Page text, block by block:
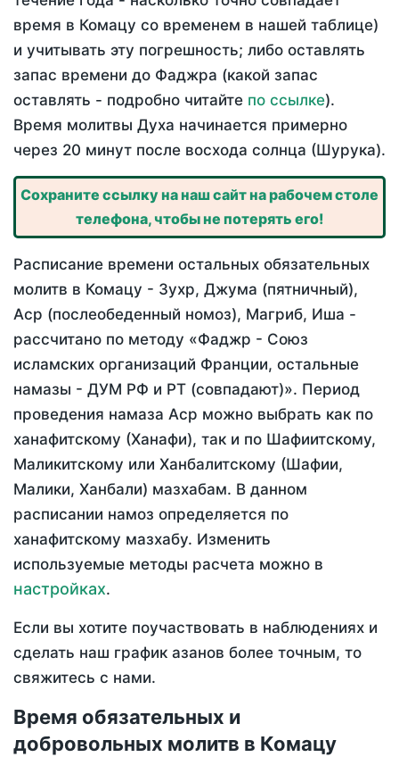
время в Комацу со временем в нашей таблице)
и учитывать эту погрешность; либо оставлять
запас времени до Фаджра (какой запас
оставлять - подробно читайте по ссылке).
Время молитвы Духа начинается примерно
через 20 минут после восхода солнца (Шурука).
Сохраните ссылку на наш сайт на рабочем столе
телефона, чтобы не потерять его!
Расписание времени остальных обязательных
молитв в Комацу - Зухр, Джума (пятничный),
Аср (послеобеденный номоз), Магриб, Иша -
рассчитано по методу «Фаджр - Союз
исламских организаций Франции, остальные
намазы - ДУМ РФ и РТ (совпадают)». Период
проведения намаза Аср можно выбрать как по
ханафитскому (Ханафи), так и по Шафиитскому,
Маликитскому или Ханбалитскому (Шафии,
Малики, Ханбали) мазхабам. В данном
расписании намоз определяется по
ханафитскому мазхабу. Изменить
используемые методы расчета можно в
настройках.
Если вы хотите поучаствовать в наблюдениях и
сделать наш график азанов более точным, то
свяжитесь с нами.
Время обязательных и
добровольных молитв в Комацу